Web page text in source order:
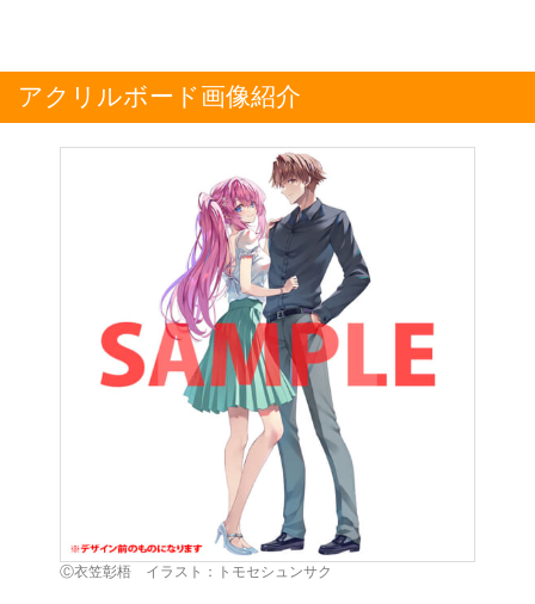
アクリルボード画像紹介
Ⓒ衣笠彰梧 イラスト：トモセシュンサク